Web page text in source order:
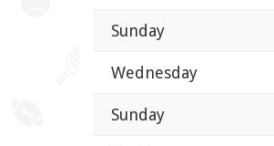
Sunday
Wednesday
Sunday